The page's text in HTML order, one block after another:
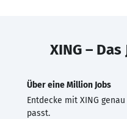
XING –
Über eine Million Jobs
Entdecke mit XING
passt.